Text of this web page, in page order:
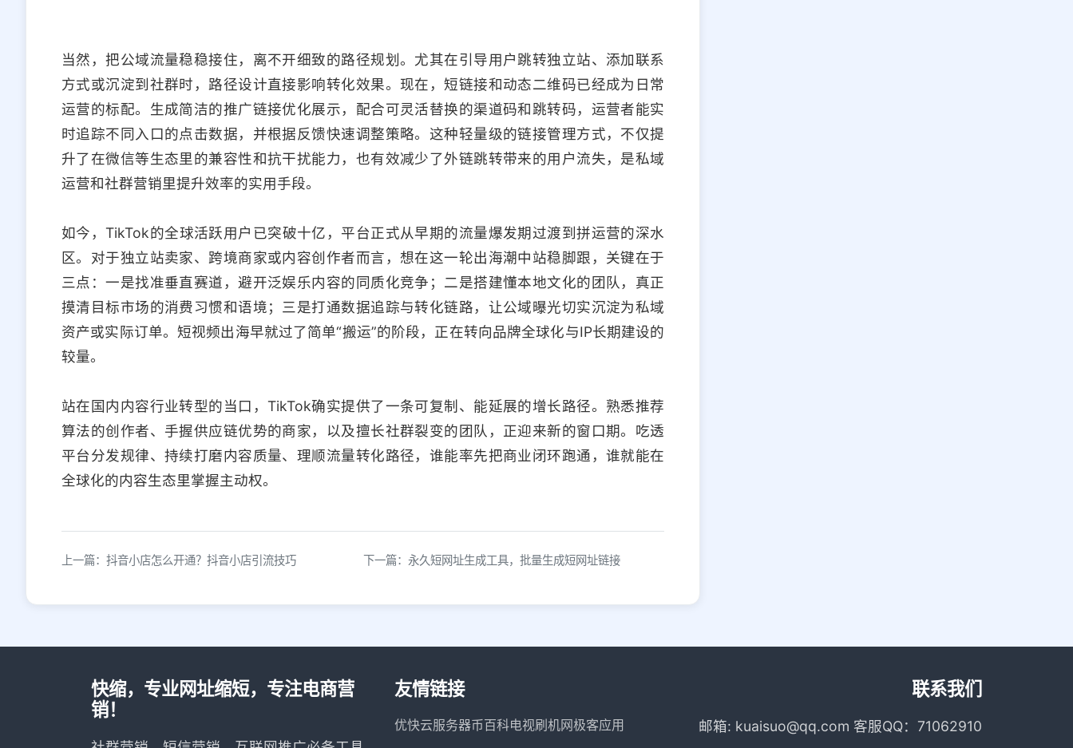
当然，把公域流量稳稳接住，离不开细致的路径规划。尤其在引导用户跳转独立站、添加联系
方式或沉淀到社群时，路径设计直接影响转化效果。现在，短链接和动态二维码已经成为日常
运营的标配。生成简洁的推广链接优化展示，配合可灵活替换的渠道码和跳转码，运营者能实
时追踪不同入口的点击数据，并根据反馈快速调整策略。这种轻量级的链接管理方式，不仅提
升了在微信等生态里的兼容性和抗干扰能力，也有效减少了外链跳转带来的用户流失，是私域
运营和社群营销里提升效率的实用手段。
如今，TikTok的全球活跃用户已突破十亿，平台正式从早期的流量爆发期过渡到拼运营的深水
区。对于独立站卖家、跨境商家或内容创作者而言，想在这一轮出海潮中站稳脚跟，关键在于
三点：一是找准垂直赛道，避开泛娱乐内容的同质化竞争；二是搭建懂本地文化的团队，真正
摸清目标市场的消费习惯和语境；三是打通数据追踪与转化链路，让公域曝光切实沉淀为私域
资产或实际订单。短视频出海早就过了简单“搬运”的阶段，正在转向品牌全球化与IP长期建设的
较量。
站在国内内容行业转型的当口，TikTok确实提供了一条可复制、能延展的增长路径。熟悉推荐
算法的创作者、手握供应链优势的商家，以及擅长社群裂变的团队，正迎来新的窗口期。吃透
平台分发规律、持续打磨内容质量、理顺流量转化路径，谁能率先把商业闭环跑通，谁就能在
全球化的内容生态里掌握主动权。
上一篇：抖音小店怎么开通？抖音小店引流技巧 下一篇：永久短网址生成工具，批量生成短网址链接
快缩，专业网址缩短，专注电商营
销！
友情链接
优快云服务器币百科电视刷机网极客应用
联系我们
邮箱: kuaisuo@qq.com 客服QQ：71062910